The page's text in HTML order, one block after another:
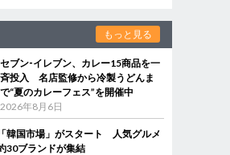
もっと見る
セブン‐イレブン、カレー15商品を一
斉投入 名店監修から冷製うどんま
で“夏のカレーフェス”を開催中
2026年8月6日
韓国市場」がスタート 人気グルメ
30ブランドが集結